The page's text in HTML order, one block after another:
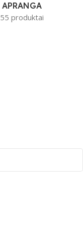
APRANGA
55 produktai